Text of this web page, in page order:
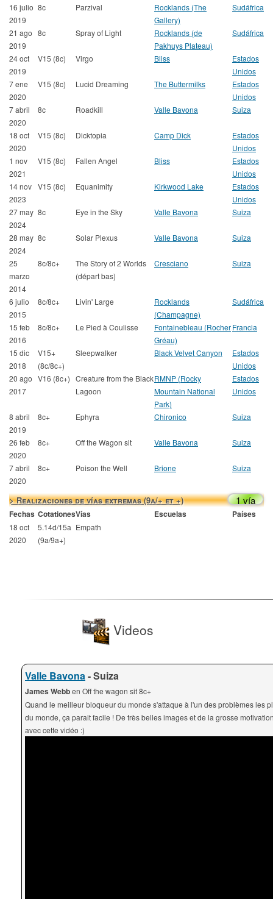
16 julio
2019
8c Parzival
Rocklands (The
Gallery)
Sudáfrica
21 ago
2019
8c Spray of Light
Rocklands (de
Pakhuys Plateau)
Sudáfrica
24 oct
2019
V15 (8c) Virgo Bliss
Estados
Unidos
7 ene
2020
V15 (8c) Lucid Dreaming The Buttermilks
Estados
Unidos
7 abril
2020
8c Roadkill Valle Bavona Suiza
18 oct
2020
V15 (8c) Dicktopia Camp Dick
Estados
Unidos
1 nov
2021
V15 (8c) Fallen Angel Bliss
Estados
Unidos
14 nov
2023
V15 (8c) Equanimity Kirkwood Lake
Estados
Unidos
27 may
2024
8c Eye in the Sky Valle Bavona Suiza
28 may
2024
8c Solar Plexus Valle Bavona Suiza
25
marzo
2014
8c/8c+
The Story of 2 Worlds
(départ bas)
Cresciano Suiza
6 julio
2015
8c/8c+ Livin' Large
Rocklands
(Champagne)
Sudáfrica
15 feb
2016
8c/8c+ Le Pied à Coulisse
Fontainebleau (Rocher
Gréau)
Francia
15 dic
2018
V15+
(8c/8c+)
Sleepwalker Black Velvet Canyon
Estados
Unidos
20 ago
2017
V16 (8c+) Creature from the Black
Lagoon
RMNP (Rocky
Mountain National
Park)
Estados
Unidos
8 abril
2019
8c+ Ephyra Chironico Suiza
26 feb
2020
8c+ Off the Wagon sit Valle Bavona Suiza
7 abril
2020
8c+ Poison the Well Brione Suiza
> Realizaciones de vías extremas (9a/+ et +) 1 vía
Fechas CotationesVías Escuelas Países
18 oct
2020
5.14d/15a
(9a/9a+)
Empath
Videos
Valle Bavona- Suiza
James Webben Off the wagon sit 8c+
Quand le meilleur bloqueur du monde s'attaque à l'un des problèmes les
du monde, ça parait facile ! De très belles images et de la grosse
avec cette vidéo :)